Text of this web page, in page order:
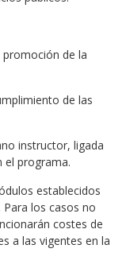
de la
de las
instructor, ligada
el programa.
establecidos
los casos no
costes de
a las vigentes en la